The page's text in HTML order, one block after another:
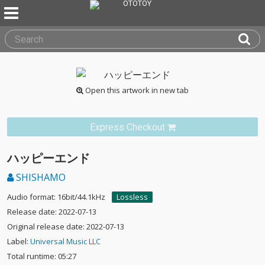
Open this artwork in new tab
Express Checkout
ハッピーエンド
SHISHAMO
Audio format: 16bit/44.1kHz
Lossless
Release date: 2022-07-13
Original release date: 2022-07-13
Label: Universal Music LLC
Total runtime: 05:27